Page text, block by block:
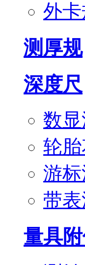
外
测厚规
深度尺
数显
轮
游标
带
量具